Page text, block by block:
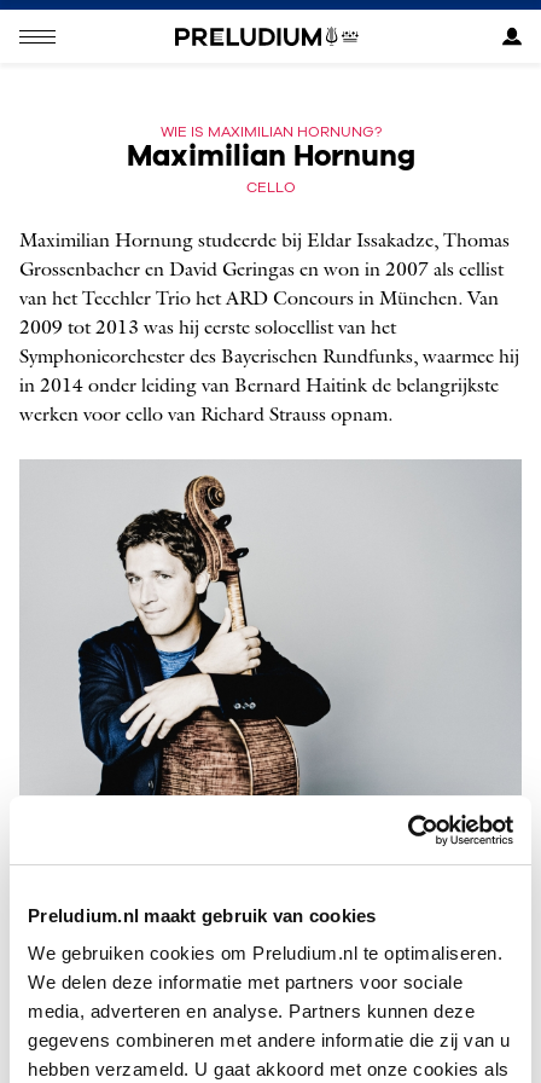
Preludium.nl maakt gebruik van cookies
We gebruiken cookies om Preludium.nl te optimaliseren.
We delen deze informatie met partners voor sociale
media, adverteren en analyse. Partners kunnen deze
gegevens combineren met andere informatie die zij van u
hebben verzameld. U gaat akkoord met onze cookies als
WIE IS MAXIMILIAN HORNUNG?
Maximilian Hornung
CELLO
Maximilian Hornung studeerde bij Eldar Issakadze, Thomas
Grossenbacher en David ­Geringas en won in 2007 als cellist
van het Tecchler Trio het ARD Concours in München. Van
2009 tot 2013 was hij eerste solocellist van het
Symphonieorchester des Bayerischen Rundfunks, waarmee hij
in 2014 onder leiding van Bernard Haitink de belangrijkste
werken voor cello van Richard Strauss opnam.
Hij ­soleerde bij onder meer het Tonhalle-­Orchester Zürich,
Zweeds Radio Symfonie­orkest,Philharmonia
Philharmonic Orchestra, het Orchestre National de France, de
orkesten van Helsinki, Bergen en Tampere en die van Dallas
en Pitts­burgh.
Afgelopen seizoen was hij als solist, kamermusicus endirigent